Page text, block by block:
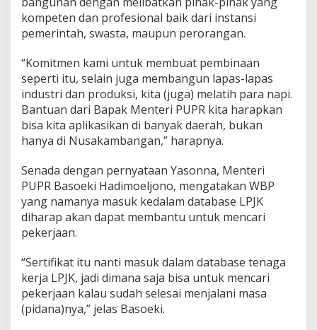
kompeten dan profesional baik dari instansi
pemerintah, swasta, maupun perorangan.
“Komitmen kami untuk membuat pembinaan
seperti itu, selain juga membangun lapas-lapas
industri dan produksi, kita (juga) melatih para napi.
Bantuan dari Bapak Menteri PUPR kita harapkan
bisa kita aplikasikan di banyak daerah, bukan
hanya di Nusakambangan,” harapnya.
Senada dengan pernyataan Yasonna, Menteri
PUPR Basoeki Hadimoeljono, mengatakan WBP
yang namanya masuk kedalam database LPJK
diharap akan dapat membantu untuk mencari
pekerjaan.
“Sertifikat itu nanti masuk dalam database tenaga
kerja LPJK, jadi dimana saja bisa untuk mencari
pekerjaan kalau sudah selesai menjalani masa
(pidana)nya,” jelas Basoeki.